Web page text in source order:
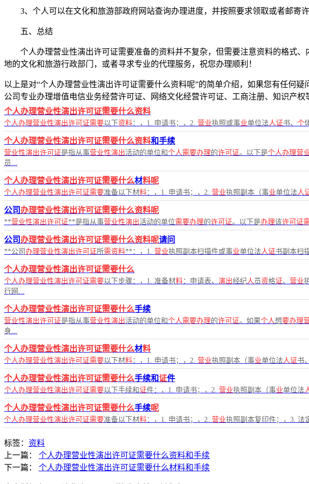
3、个人可以在文化和旅游部政府网站查询办理进度，并按照要求领取或者邮寄许
五、总结
个人办理营业性演出许可证需要准备的资料并不复杂，但需要注意资料的格式
地的文化和旅游行政部门，或者寻求专业的代理服务，祝您办理顺利！
以上是对“个人办理营业性演出许可证需要什么资料呢”的简单介绍，如果您有任何
公司专业办理增值电信业务经营许可证、网络文化经营许可证、工商注册、知识产权
个人办理营业性演出许可证需要什么资料
个人办理营业性演出许可证需要以下资料：，1. 申请书；，2. 营业执照或事业单位法 人证书、 个
个人办理营业性演出许可证需要什么资料和手续
营业性演出许可证是指从事营业性演出活动的单位和个人需要办理的许可证。以下是个人办理营
员...
个人办理营业性演出许可证需要什么材料呢
个人办理营业性演出许可证需要准备以下材料：，1. 申请书；，2. 营业执照副本（事业单位法 人
公司办理营业性演出许可证需要什么资料呢
**营业性演出许可证**是指从事营业性演出活动的单位需要办理的许可证。以下是办理该许可证
公司办理营业性演出许可证需要什么资料呢请问
**公司 办理营业性演出许可证所需资料**：，1. 营业执照副本扫描件或事业单位法 人证书副本扫
个人办理营业性演出许可证需要什么
个人办理营业性演出许可证需要以下步骤：，1. 准备材料：申请表、 演出经纪人 员资格证、 营业
行网...
个人办理营业性演出许可证需要什么手续
营业性演出许可证是指从事营业性演出活动的单位和个人需要办理的许可证。如果个人想要办理
身...
个人办理营业性演出许可证需要什么材料
个人办理营业性演出许可证需要以下材料：，1. 申请书；，2. 营业执照副本（事业单位法 人证书
个人办理营业性演出许可证需要什么手续和证件
个人办理营业性演出许可证需要以下手续和证件：，1. 申请书；，2. 营业执照副本（事业单位法
个人办理营业性演出许可证需要什么手续呢
个人办理营业性演出许可证需要准备以下材料：，1. 申请书；，2. 营业执照副本复印件；，3. 法
标签： 资料
上一篇：
个人办理营业性演出许可证需要什么资料和手续
下一篇：
个人办理营业性演出许可证需要什么材料和手续